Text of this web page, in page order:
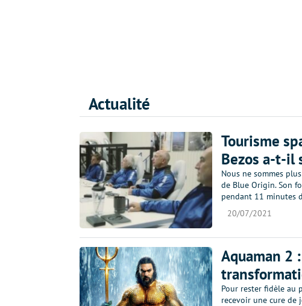
Actualité
Tourisme
Bezos a-t-il
Nous ne sommes
de Blue Origin. Son
pendant 11 minutes
20/07/2021
Aquaman 2
Pour rester fidèle au
recevoir une cure de